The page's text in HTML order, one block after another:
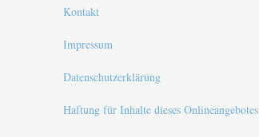
Kontakt
Impressum
Datenschutzerklärung
Haftung für Inhalte dieses Onlineangebotes